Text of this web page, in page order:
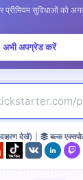
प्रीमियम सुविधाओं को
अभी अपग्रेड करें
देखें) बल्क